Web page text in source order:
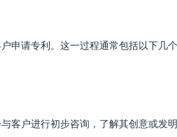
申请专利。这一过程通常包括以下几
客户进行初步咨询，了解其创意或发